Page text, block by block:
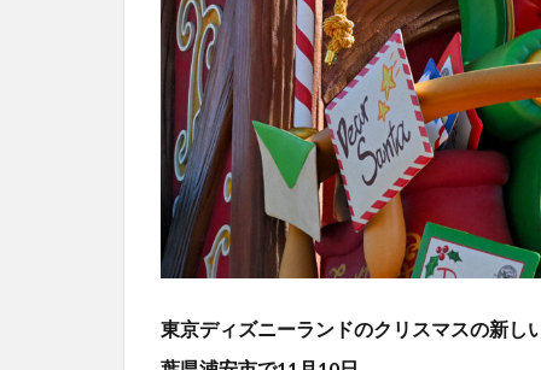
東京ディズニーランドのクリスマスの新し